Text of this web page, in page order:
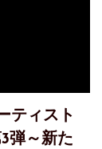
ティスト
弾～新た